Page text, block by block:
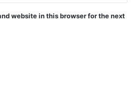
website in this browser for the next